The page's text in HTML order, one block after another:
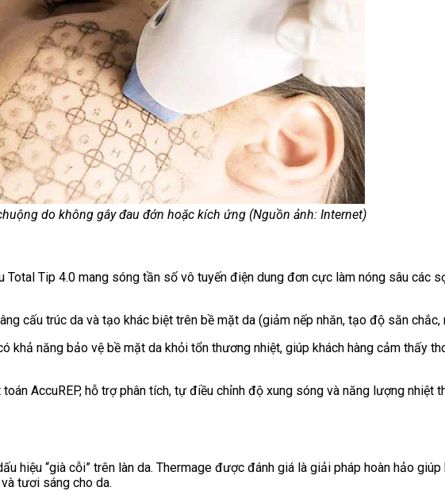
do không gây đau đớn hoặc kích ứng (Nguồn ảnh: Internet)
Tip 4.0 mang sóng tần số vô tuyến điện dung đơn cực làm nóng sâu các
cấu trúc da và tạo khác biệt trên bề mặt da (giảm nếp nhăn, tạo độ săn chắc,
khả năng bảo vệ bề mặt da khỏi tổn thương nhiệt, giúp khách hàng cảm thấy
AccuREP, hỗ trợ phân tích, tự điều chỉnh độ xung sóng và năng lượng nhiệt
hiệu “già cỗi” trên làn da. Thermage được đánh giá là giải pháp hoàn hảo
tươi sáng cho da.